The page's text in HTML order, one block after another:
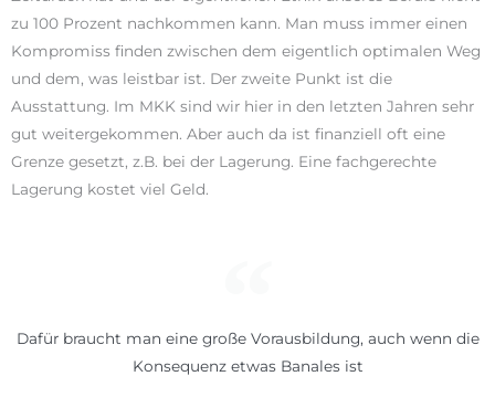
zu 100 Prozent nachkommen kann. Man muss immer einen
Kompromiss finden zwischen dem eigentlich optimalen Weg
und dem, was leistbar ist. Der zweite Punkt ist die
Ausstattung. Im MKK sind wir hier in den letzten Jahren sehr
gut weitergekommen. Aber auch da ist finanziell oft eine
Grenze gesetzt, z.B. bei der Lagerung. Eine fachgerechte
Lagerung kostet viel Geld.
Dafür braucht man eine große Vorausbildung, auch wenn die
Konsequenz etwas Banales ist